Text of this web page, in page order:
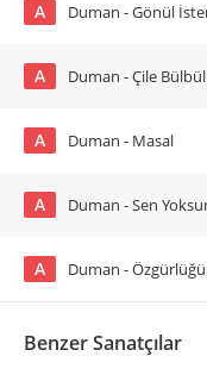
A Duman - Gönül
A Duman - Çile
A Duman - Masal
A Duman - Sen
A Duman -
Benzer Sanatçılar